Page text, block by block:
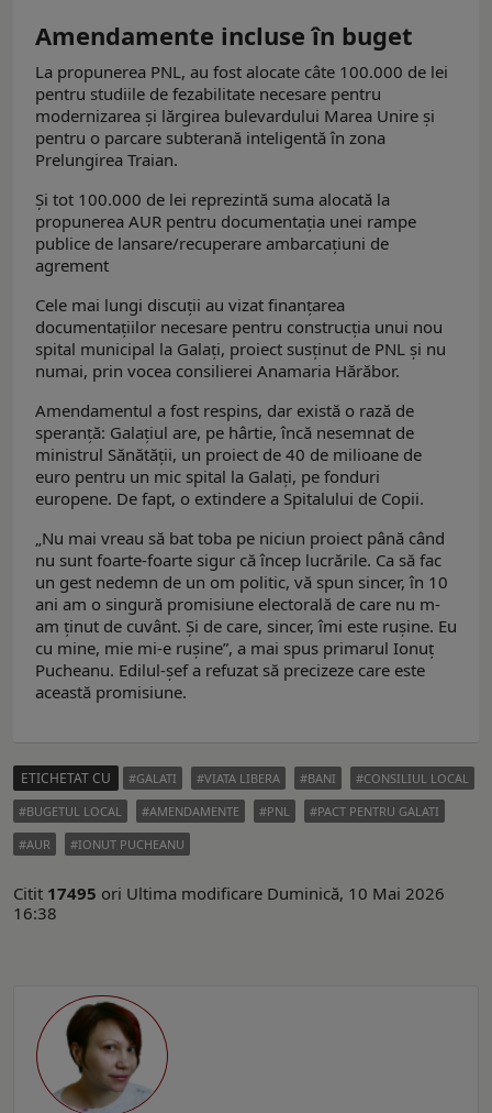
Amendamente incluse în buget
La propunerea PNL, au fost alocate câte 100.000 de lei
pentru studiile de fezabilitate necesare pentru
modernizarea şi lărgirea bulevardului Marea Unire şi
pentru o parcare subterană inteligentă în zona
Prelungirea Traian.
Şi tot 100.000 de lei reprezintă suma alocată la
propunerea AUR pentru documentaţia unei rampe
publice de lansare/recuperare ambarcaţiuni de
agrement
Cele mai lungi discuţii au vizat finanţarea
documentaţiilor necesare pentru construcţia unui nou
spital municipal la Galaţi, proiect susţinut de PNL şi nu
numai, prin vocea consilierei Anamaria Hărăbor.
Amendamentul a fost respins, dar există o rază de
speranţă: Galaţiul are, pe hârtie, încă nesemnat de
ministrul Sănătăţii, un proiect de 40 de milioane de
euro pentru un mic spital la Galați, pe fonduri
europene. De fapt, o extindere a Spitalului de Copii.
„Nu mai vreau să bat toba pe niciun proiect până când
nu sunt foarte-foarte sigur că încep lucrările. Ca să fac
un gest nedemn de un om politic, vă spun sincer, în 10
ani am o singură promisiune electorală de care nu m-
am ținut de cuvânt. Și de care, sincer, îmi este rușine. Eu
cu mine, mie mi-e rușine”, a mai spus primarul Ionuţ
Pucheanu. Edilul-şef a refuzat să precizeze care este
această promisiune.
ETICHETAT CU GALATI VIATA LIBERA BANI
CONSILIUL LOCAL
BUGETUL LOCAL
AMENDAMENTE PNL
PACT PENTRU GALATI
AUR
IONUT PUCHEANU
Citit 17495 ori Ultima modificare Duminică, 10 Mai 2026
16:38